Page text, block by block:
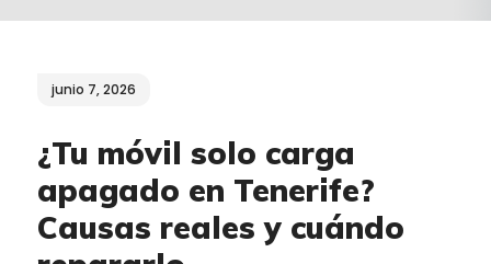
junio 7, 2026
¿Tu móvil solo carga
apagado en Tenerife?
Causas reales y cuándo